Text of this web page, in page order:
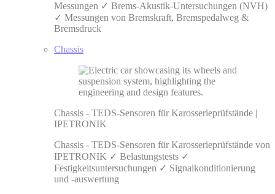
Messungen ✓ Brems-Akustik-Untersuchungen (NVH)
✓ Messungen von Bremskraft, Bremspedalweg &
Bremsdruck
Chassis
Chassis - TEDS-Sensoren für Karosserieprüfstände |
IPETRONIK
Chassis - TEDS-Sensoren für Karosserieprüfstände von
IPETRONIK ✓ Belastungstests ✓
Festigkeitsuntersuchungen ✓ Signalkonditionierung
und -auswertung